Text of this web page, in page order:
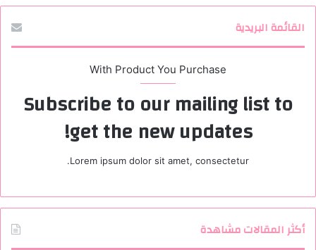
القائمة البريدية
With Product You Purchase
Subscribe to our mailing list to
get the new updates!
Lorem ipsum dolor sit amet, consectetur.
أكثر المقالات مشاهدة